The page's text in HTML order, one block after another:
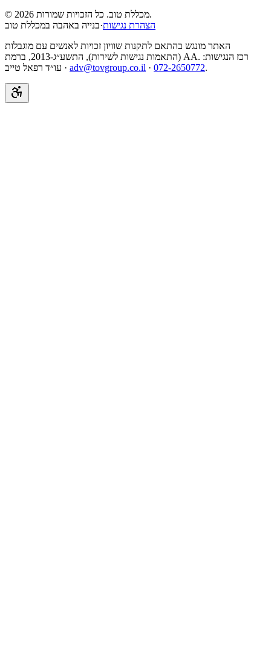
© 2026
מכללת טוב. כל הזכויות שמורות.
הצהרת נגישות·בנייה באהבה במכללת טוב
האתר מונגש בהתאם לתקנות שוויון זכויות לאנשים עם מוגבלות
(התאמות נגישות לשירות), התשע״ג-2013, ברמת AA. רכז הנגישות:
עו״ד רפאל טייב · adv@tovgroup.co.il · 072-2650772.